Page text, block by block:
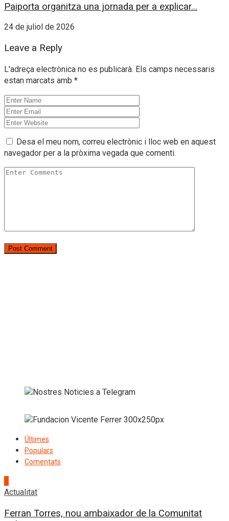
Paiporta organitza una jornada per a explicar...
24 de juliol de 2026
Leave a Reply
L'adreça electrònica no es publicarà. Els camps necessaris
estan marcats amb *
Desa el meu nom, correu electrònic i lloc web en aquest
navegador per a la pròxima vegada que comenti.
Últimes
Populars
Comentats
Actualitat
Ferran Torres, nou ambaixador de la Comunitat